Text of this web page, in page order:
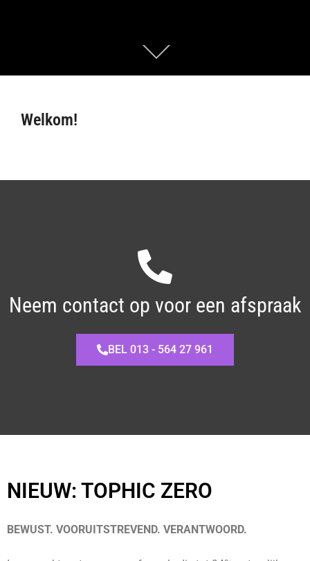
Welkom!
Neem contact op voor een afspraak
BEL 013 - 564 27 961
NIEUW: TOPHIC ZERO
BEWUST. VOORUITSTREVEND. VERANTWOORD.